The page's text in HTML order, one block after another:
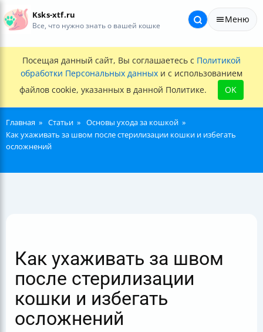
Ksks-xtf.ru
Все, что нужно знать о вашей кошке
Меню
Посещая данный сайт, Вы соглашаетесь с Политикой
обработки Персональных данных и с использованием
файлов cookie, указанных в данной Политике.
OK
Главная Статьи
Основы ухода за кошкой
Как ухаживать за швом после стерилизации кошки и избегать
осложнений
Как ухаживать за швом
после стерилизации
кошки и избегать
осложнений